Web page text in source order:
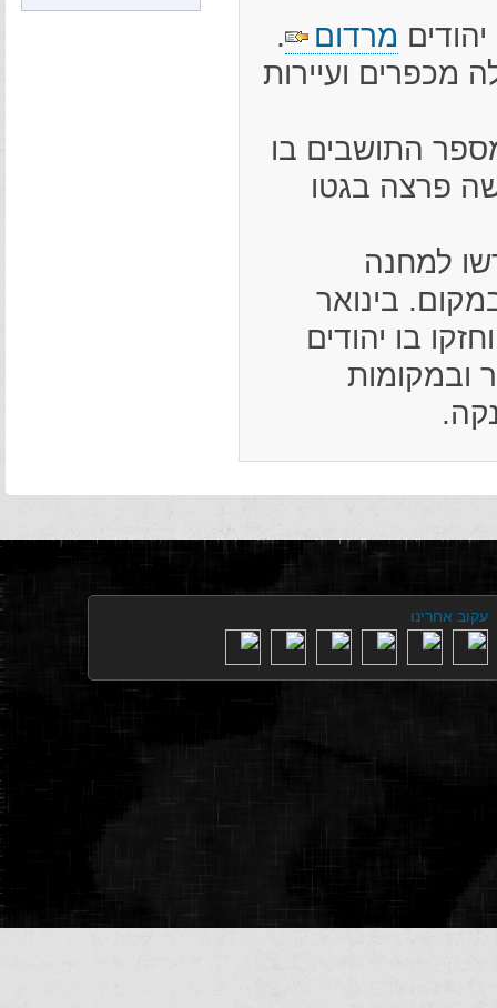
מרדום
.
מכפרים ועיירות
התושבים בו
הקשה פרצה בגטו
ותושביו גורשו למחנה
במקום. בינואר
בו יהודים
ובמקומות
עקוב אחרינו